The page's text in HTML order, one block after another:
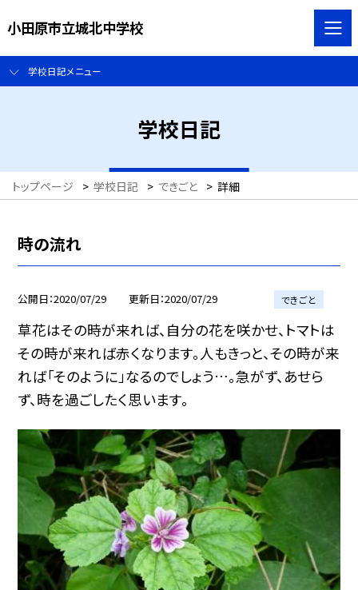
小田原市立城北中学校
学校日記メニュー
学校日記
トップページ > 学校日記 > できごと > 詳細
時の流れ
公開日 2020/07/29 更新日 2020/07/29 できごと
草花はその時が来れば、自分の花を咲かせ、トマトは
その時が来れば赤くなります。人もきっと、その時が来
れば「そのように」なるのでしょう…。急がず、あせら
ず、時を過ごしたく思います。